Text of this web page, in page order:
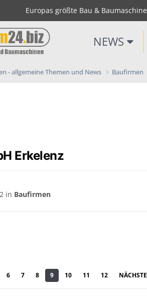
Europas größte Bau &
NEWS
- allgemeine Themen und News Baufirmen
Erkelenz
in Baufirmen
6 7 8 9 10 11 12 NÄCHSTE